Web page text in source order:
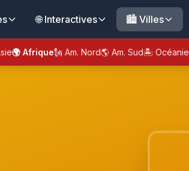
🌐 Interactives 🏙️ Villes
🌍 Afrique🗽 Am. Nord🌎 Am. Sud🏝️ Océanie